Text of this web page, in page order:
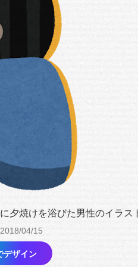
夕焼けを浴びた男性のイラス
04/15
デザイン